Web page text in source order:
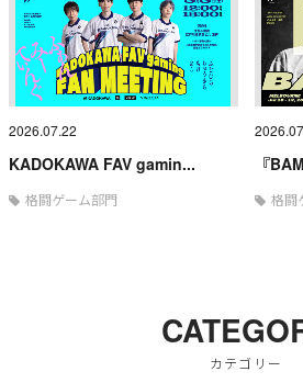
2026.07.22
KADOKAWA FAV gamin...
格闘ゲーム部門
『
格闘
カテゴリー